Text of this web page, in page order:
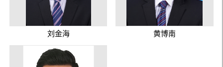
刘金海 黄博南